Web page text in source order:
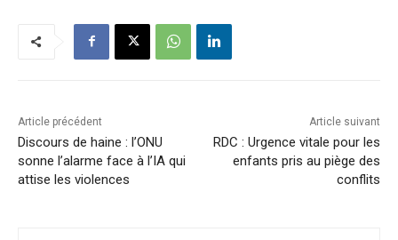
Article précédent
Discours de haine : l’ONU
sonne l’alarme face à l’IA qui
attise les violences
Article suivant
RDC : Urgence vitale pour les
enfants pris au piège des
conflits